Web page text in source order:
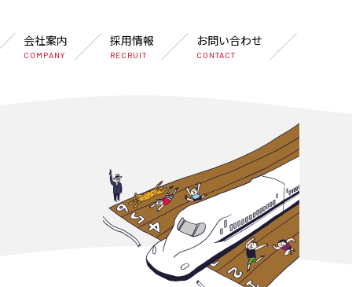
会社案内
COMPANY
採用情報
RECRUIT
お問い合わせ
CONTACT